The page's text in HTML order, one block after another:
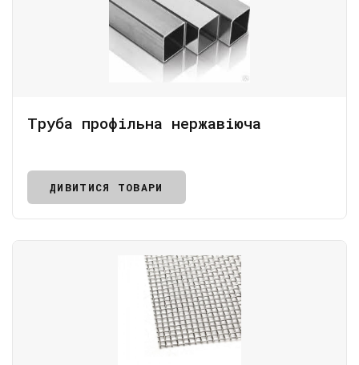
Труба профільна нержавіюча
ДИВИТИСЯ ТОВАРИ